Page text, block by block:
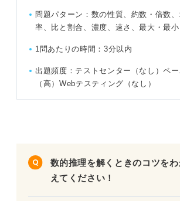
問題24（難易度：
問題27（難易度：
問題31（難易度：
問題パターン：数の性質、約数・倍数
率、比と割合、濃度、速さ、最大・最
1問あたりの時間：3分以内
出題頻度：テストセンター（なし）ペー
（高）Webテスティング（なし）
数的推理を解くときのコツを
えてください！
公務員試験「数的推理」の練習問題40
問題1（難易度：★★☆☆☆）
問題5（難易度：★★★☆☆）
問題6（難易度：★★★☆☆）